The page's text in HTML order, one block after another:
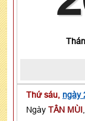
Thứ sáu, ngày
Ngày TÂN MÙI